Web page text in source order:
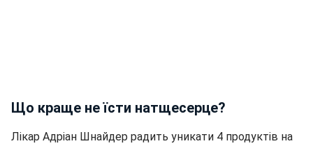
Що краще не їсти натщесерце?
Лікар Адріан Шнайдер радить уникати 4 продуктів на